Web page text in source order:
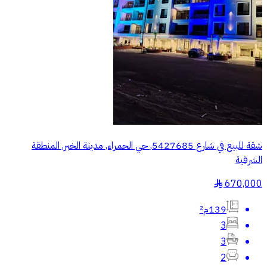
شقة للبيع في شارع 5427685, حي الحمراء, مدينة الخبر, المنطقة
الشرقية
670,000
§
139م²
3
3
2